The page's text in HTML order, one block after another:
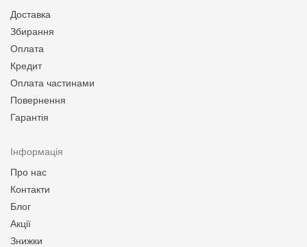
Доставка
Збирання
Оплата
Кредит
Оплата частинами
Повернення
Гарантія
Інформація
Про нас
Контакти
Блог
Акції
Знижки